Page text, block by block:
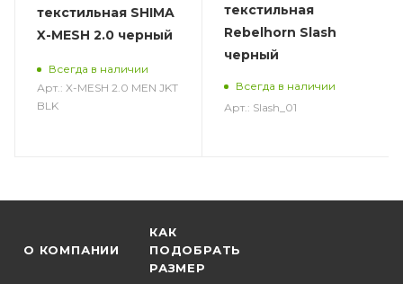
текстильная SHIMA
X-MESH 2.0 черный
Всегда в наличии
Арт.: X-MESH 2.0 MEN JKT
BLK
текстильная
Rebelhorn Slash
черный
Всегда в наличии
Арт.: Slash_01
О КОМПАНИИ
КАК
ПОДОБРАТЬ
РАЗМЕР